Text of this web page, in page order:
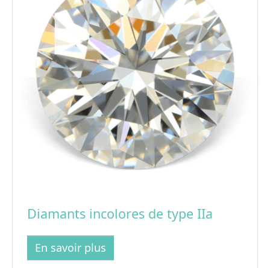
Diamants incolores de type IIa
En savoir plus